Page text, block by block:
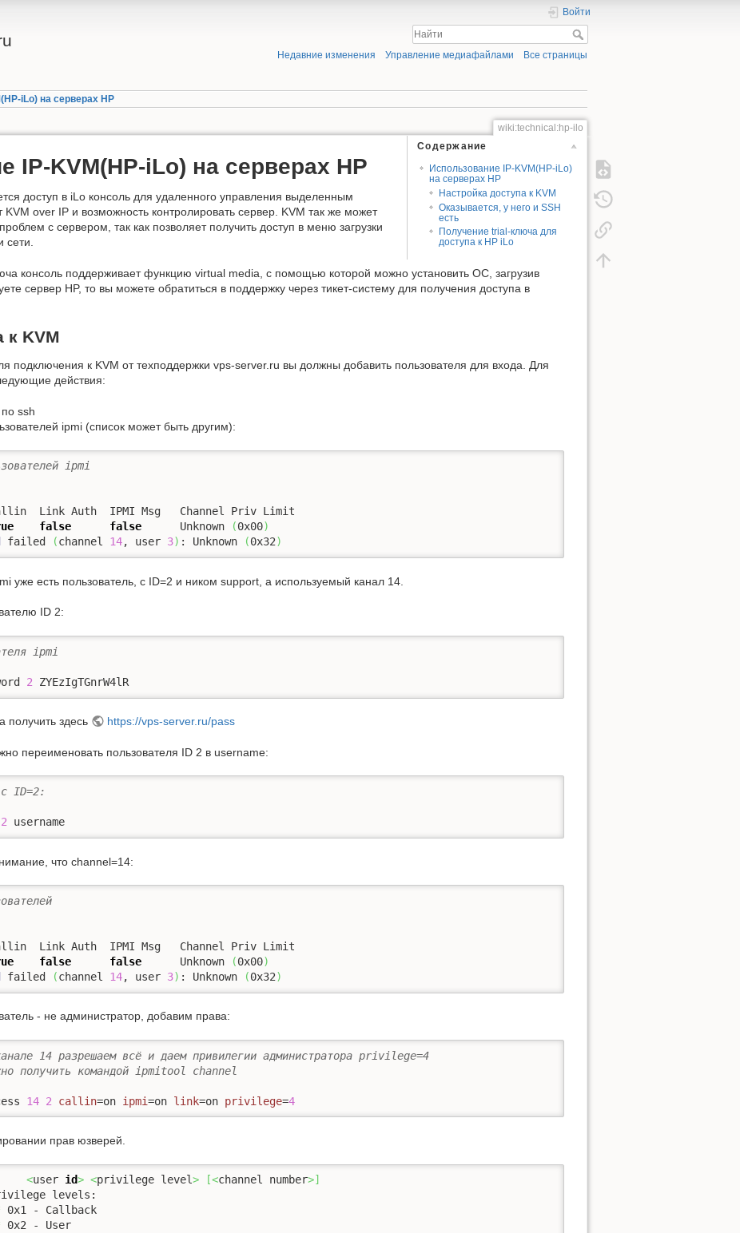
Войти
Недавние изменения Управление медиафайлами Все страницы
iLo) на серверах HP
wiki:technical:hp-ilo
Содержание
Использование IP-KVM(HP-iLo)
на серверах HP
Настройка доступа к KVM
Оказывается, у него и SSH
есть
Получение trial-ключа для
доступа к HP iLo
IP-KVM(HP-iLo) на серверах HP
доступ в iLo консоль для удаленного управления выделенным
over IP и возможность контролировать сервер. KVM так же может
с сервером, так как позволяет получить доступ в меню загрузки
сети.
консоль поддерживает функцию virtual media, с помощью которой можно установить ОС, загрузив
сервер HP, то вы можете обратиться в поддержку через тикет-систему для получения доступа в
к KVM
подключения к KVM от техподдержки vps-server.ru вы должны добавить пользователя для входа. Для
действия:
ssh
ipmi (список может быть другим):
ipmi
false false
      Unknown
(0x00)
failed (channel 14, user 3) : Unknown (0x32)
уже есть пользователь, с ID=2 и ником support, а используемый канал 14.
ID 2:
ipmi
2 ZYEzIgTGnrW4lR
здесь https://vps-server.ru/pass
переименовать пользователя ID 2 в username:
ID=2:
2 username
что channel=14:
false false
      Unknown
(0x00)
failed (channel 14, user 3) : Unknown (0x32)
- не администратор, добавим права:
14 разрешаем всё и даем привилегии администратора privilege=4
получить командой ipmitool channel
14 2 callin=on ipmi=on link=on privilege=4
прав юзверей.
<user id> <privilege level> [<channel number>]
levels:
0x1 - Callback
0x2 - User